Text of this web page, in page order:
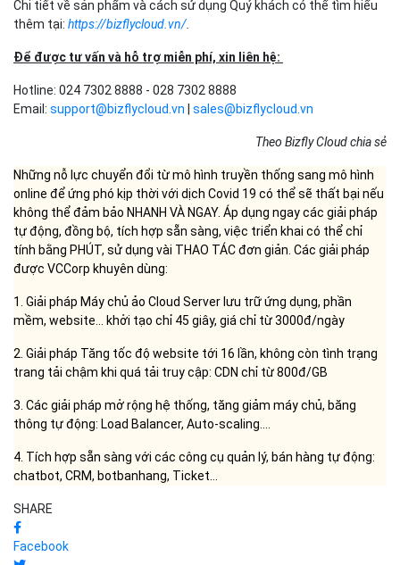
- Đối với khách hàng thanh toán theo tháng:
mức chiết khấu tối đa là 10%.
2. Khách hàng mới sử dụng dịch vụ Call Center và Business
Email:
Khách hàng thanh toán mỗi 2 tháng được tặng thêm một tháng
Chi tiết về sản phẩm và cách sử dụng Quý khách có thể tìm hiểu
thêm tại:https://bizflycloud.vn/.
Để được tư vấn và hỗ trợ miễn phí, xin liên hệ:
Email:support@bizflycloud.vn|sales@bizflycloud.vn
Những nỗ lực chuyển đổi từ mô hình truyền thống sang mô hình
không thể đảm bảo NHANH VÀ NGAY. Áp dụng ngay các giải pháp
tự động, đồng bộ, tích hợp sẵn sàng, việc triển khai có thể chỉ
được VCCorp khuyên dùng:
mềm, website... khởi tạo chỉ 45 giây, giá chỉ từ 3000đ/ngày
2. Giải pháp Tăng tốc độ website tới 16 lần, không còn tình trạng